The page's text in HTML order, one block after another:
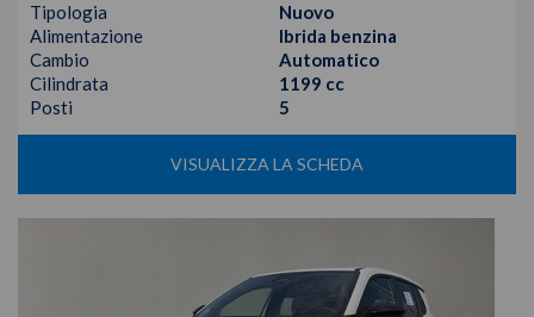
Tipologia
Nuovo
Alimentazione
Ibrida benzina
Cambio
Automatico
Cilindrata
1199 cc
Posti
5
VISUALIZZA LA SCHEDA